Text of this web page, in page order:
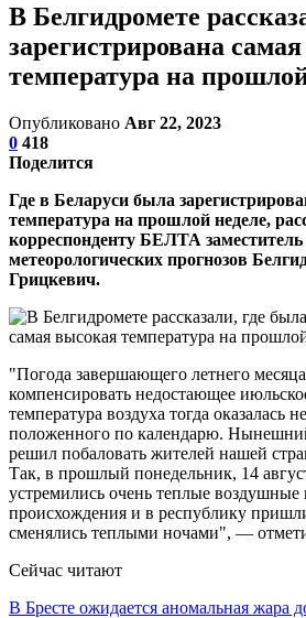
В Белгидромете
зарегистрирована
температура на
Опубликовано Авг 22, 2023
0 418
Поделится
Где в Беларуси была
температура на прошлой неделе,
корреспонденту БЕЛТА
метеорологических прогнозов
Грицкевич.
"Погода завершающего летнего
компенсировать недостающее
температура воздуха тогда оказалась
положенного по календарю.
решил побаловать жителей нашей
Так, в прошлый понедельник, 14
устремились очень теплые воздушные
происхождения и в республику
сменялись теплыми ночами", —
Сейчас читают
В Бресте ожидается аномальная жара